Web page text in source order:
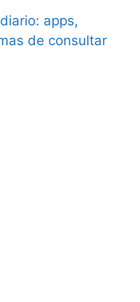
apps,
de consultar